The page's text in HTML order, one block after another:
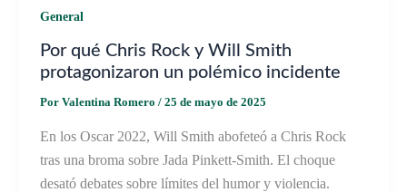
General
Por qué Chris Rock y Will Smith
protagonizaron un polémico incidente
Por Valentina Romero / 25 de mayo de 2025
En los Oscar 2022, Will Smith abofeteó a Chris Rock
tras una broma sobre Jada Pinkett-Smith. El choque
desató debates sobre límites del humor y violencia.